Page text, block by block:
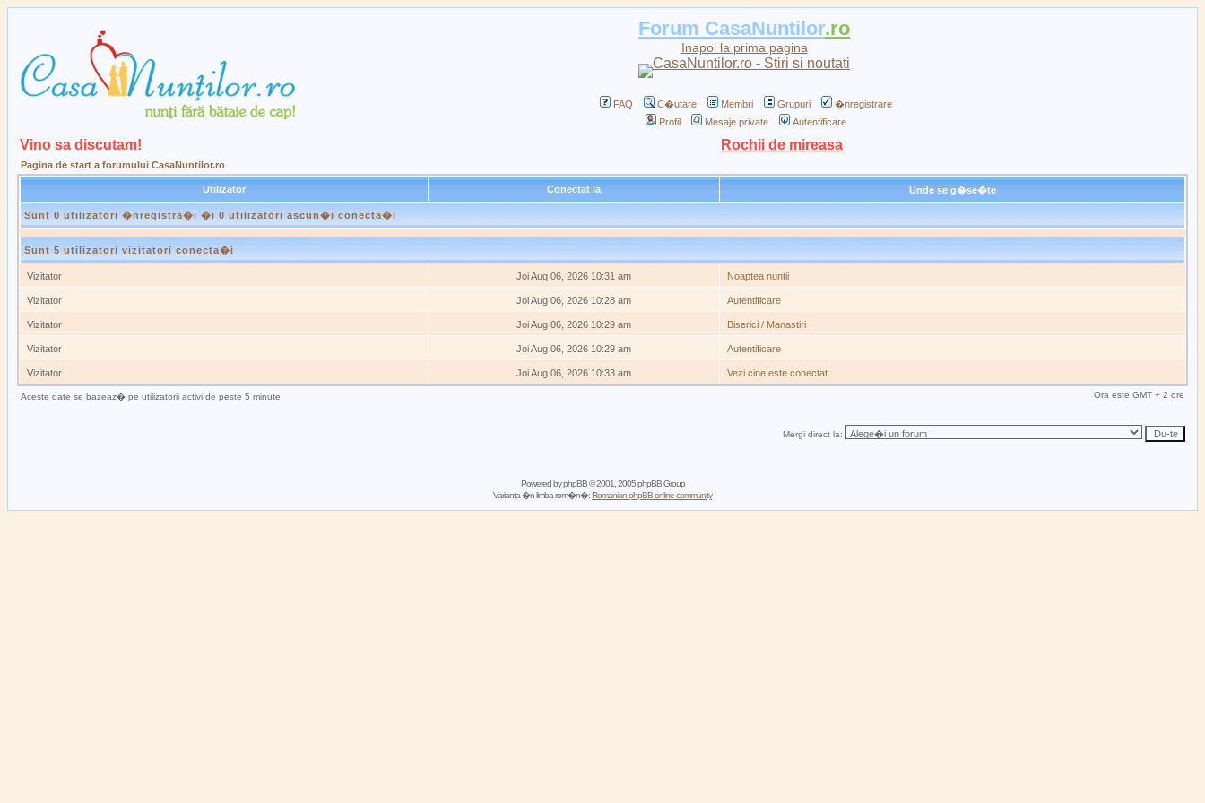
Forum CasaNuntilor.ro
Inapoi la prima pagina
FAQ C�utare Membri Grupuri
�nregistrare
Profil
Mesaje private Autentificare
Vino sa discutam! Rochii de mireasa
Pagina de start a forumului CasaNuntilor.ro
Utilizator Conectat la Unde se g�se�te
Sunt 0 utilizatori �nregistra�i �i 0 utilizatori ascun�i conecta�i
Sunt 5 utilizatori vizitatori conecta�i
Vizitator Joi Aug 06, 2026 10:31 am Noaptea nuntii
Vizitator Joi Aug 06, 2026 10:28 am Autentificare
Vizitator Joi Aug 06, 2026 10:29 am Biserici / Manastiri
Vizitator Joi Aug 06, 2026 10:29 am Autentificare
Vizitator Joi Aug 06, 2026 10:33 am Vezi cine este conectat
Aceste date se bazeaz� pe utilizatorii activi de peste 5 minute Ora este GMT + 2 ore
Mergi direct la:
Powered byphpBB© 2001, 2005 phpBB Group
Varianta �n limba rom�n�:Romanian phpBB online community